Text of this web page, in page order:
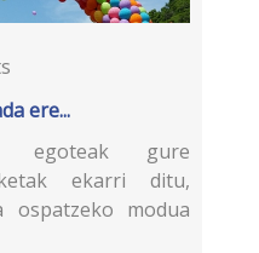
ere...
egoteak gure
ekarri ditu,
ospatzeko modua